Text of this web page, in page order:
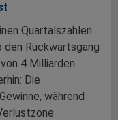
Quartalszahlen
Rückwärtsgang
4 Milliarden
Die
während